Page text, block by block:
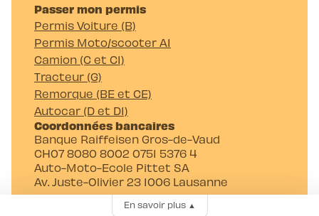
Passer mon permis
Permis Voiture (B)
Permis Moto/scooter A1
Camion (C et C1)
Tracteur (G)
Remorque (BE et CE)
Autocar (D et D1)
Coordonnées bancaires
Banque Raiffeisen Gros-de-Vaud
CH07 8080 8002 0751 5376 4
Auto-Moto-Ecole Pittet SA
Av. Juste-Olivier 23 1006 Lausanne
En savoir plus▲